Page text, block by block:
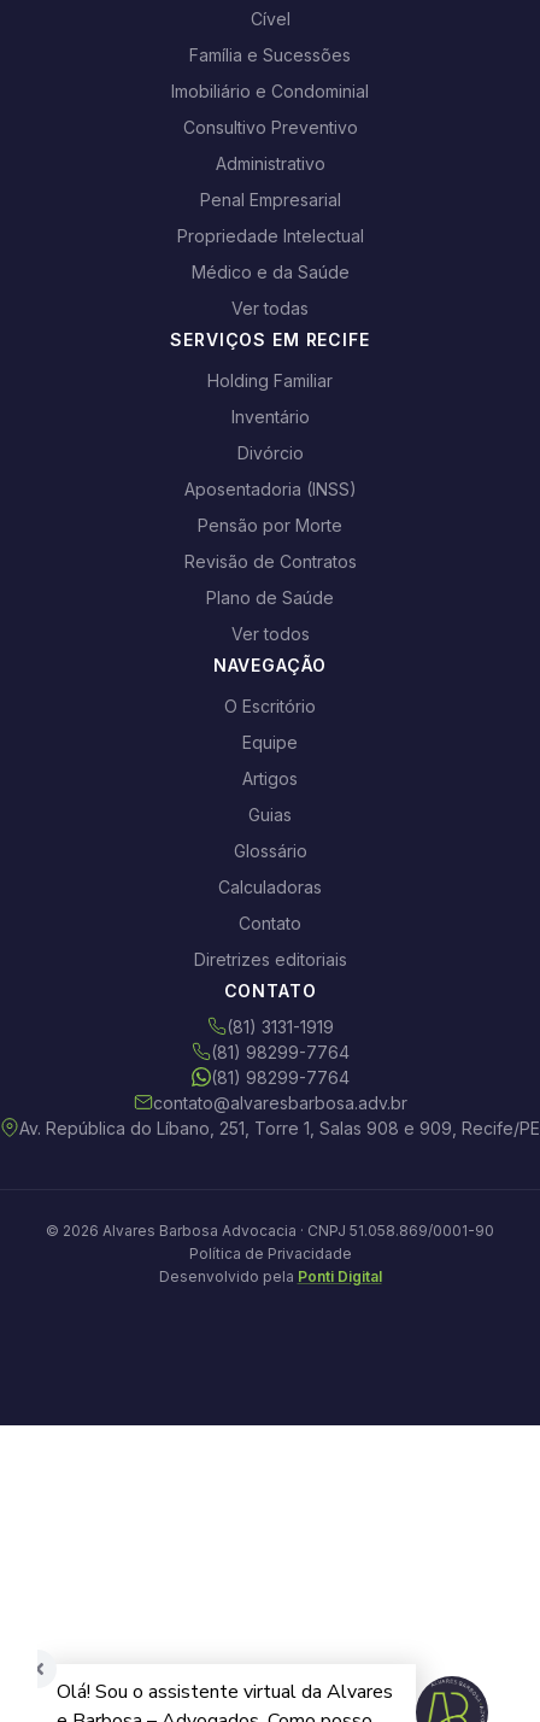
Cível
Família e Sucessões
Imobiliário e Condominial
Consultivo Preventivo
Administrativo
Penal Empresarial
Propriedade Intelectual
Médico e da Saúde
Ver todas
SERVIÇOS EM RECIFE
Holding Familiar
Inventário
Divórcio
Aposentadoria (INSS)
Pensão por Morte
Revisão de Contratos
Plano de Saúde
Ver todos
NAVEGAÇÃO
O Escritório
Equipe
Artigos
Guias
Glossário
Calculadoras
Contato
Diretrizes editoriais
CONTATO
(81) 3131-1919
(81) 98299-7764
(81) 98299-7764
contato@alvaresbarbosa.adv.br
Av. República do Líbano, 251, Torre 1, Salas 908 e 909, Recife/PE
© 2026 Alvares Barbosa Advocacia · CNPJ 51.058.869/0001-90
Política de Privacidade
Desenvolvido pela Ponti Digital